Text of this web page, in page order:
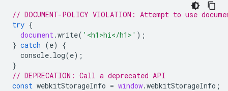
// DOCUMENT-POLICY VIOLATION: Attempt to use
try {
document .write( '<h1>hi</h1>' );
} catch (e)
{
console. log(e);
}
// DEPRECATION: Call a deprecated API
const webkitStorageInfo = window.webkitStorageInfo ;